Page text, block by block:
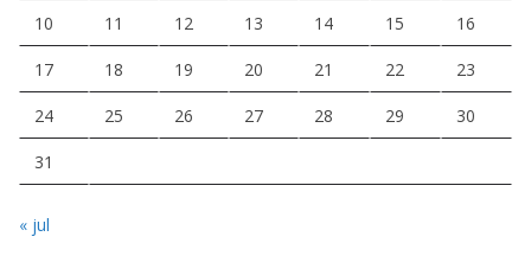
10 11 12 13 14 15 16
17 18 19 20 21 22 23
24 25 26 27 28 29 30
31
« jul